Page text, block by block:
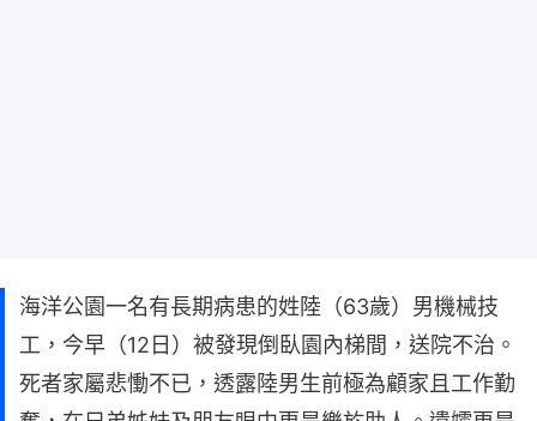
海洋公園一名有長期病患的姓陸（63歲）男機械技
工，今早（12日）被發現倒臥園內梯間，送院不治。
死者家屬悲慟不已，透露陸男生前極為顧家且工作勤